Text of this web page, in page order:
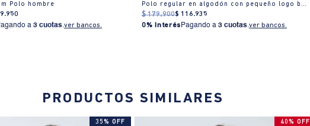
Polo hombre
.950
a3 cuotas.ver bancos.
Polo regular en algodón con pequeño logo bordado
$ 179.900$ 116.935
0% Interés Pagando a3 cuotas.ver bancos.
PRODUCTOS SIMILARES
35% OFF 40% OFF